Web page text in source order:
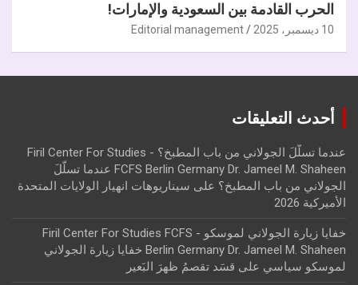
الحرب القادمة بين السعودية والإمارات!
10 ديسمبر، 2025 Editorial management
أحدث التعليقات
عندما تسلّلَ الجولاني من باب المطبخ؟ - Firil Center For Studies
FCFS Berlin Germany Dr. Jameel M. Shaheen عندما تسلّلَ
الجولاني من باب المطبخ؟ على سيناريوهات انهيار الولايات المتحدة
الأميركية 2026
خفايا زيارة الجولاني لموسكو - Firil Center For Studies FCFS
Berlin Germany Dr. Jameel M. Shaheen خفايا زيارة الجولاني
لموسكو سياسي على قسَد تقصمُ ظهرَ البَعير